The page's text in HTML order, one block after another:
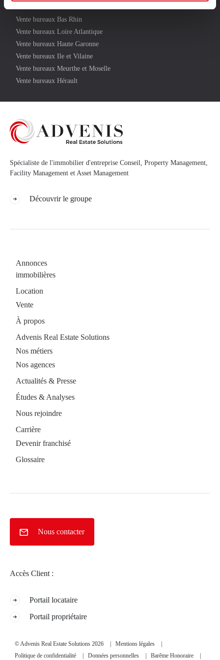
Vente bureaux Bas Rhin
Vente bureaux Loire Atlantique
Vente bureaux Haute Garonne
Vente bureaux Ile et Vilaine
Vente bureaux Meurthe et Moselle
Vente bureaux Hérault
Spécialiste de l'immobilier d'entreprise Conseil, Property Management,
Facility Management et Asset Management
Découvrir le groupe
Annonces
immobilières
Location
Vente
À propos
Advenis Real Estate Solutions
Nos métiers
Nos agences
Actualités & Presse
Études & Analyses
Nous rejoindre
Carrière
Devenir franchisé
Glossaire
Nous contacter
Accès Client :
Portail locataire
Portail propriétaire
© Advenis Real Estate Solutions 2026
Mentions légales
Politique de confidentialité
Données personnelles Barême Honoraire